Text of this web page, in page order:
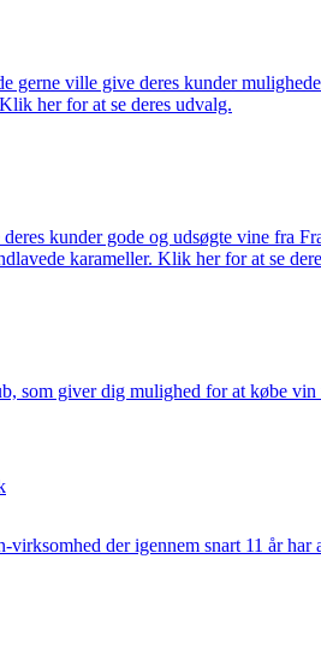
gerne ville give deres kunder
her for at se deres udvalg.
kunder gode og udsøgte vine fra
karameller. Klik her for at se
som giver dig mulighed for at købe
virksomhed der igennem snart 11 år